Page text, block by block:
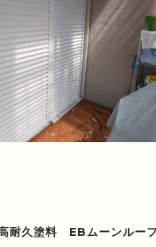
耐久塗料 EBムーンルー